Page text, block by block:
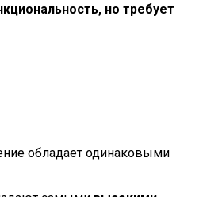
но требует
обладает одинаковыми